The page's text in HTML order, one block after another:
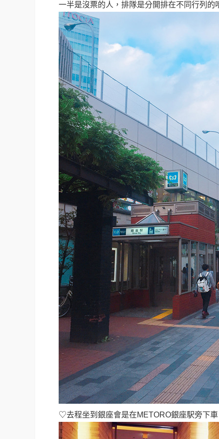
一半是沒票的人，排隊是分開排在不同行列的
♡去程坐到銀座會是在METORO銀座駅旁下